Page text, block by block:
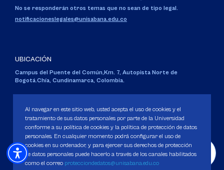
No se responderán otros temas que no sean de tipo legal.
notificacioneslegales@unisabana.edu.co
UBICACIÓN
Campus del Puente del Común,Km. 7, Autopista Norte de
Bogotá.Chía, Cundinamarca, Colombia.
Personería Jurídica:Resolución 130 del 14 de enero de 1980.
Ministerio de Educación Nacional.
Política de Protección de datos
Al navegar en este sitio web, usted acepta el uso de cookies y el
tratamiento de sus datos personales por parte de la Universidad
conforme a su política de cookies y la política de protección de datos
personales. En cualquier momento podrá configurar el uso de
cookies en su ordenador, y para ejercer sus derechos de protección
de datos personales puede hacerlo a través de los canales habilitados
como el correo protecciondedatos@unisabana.edu.co